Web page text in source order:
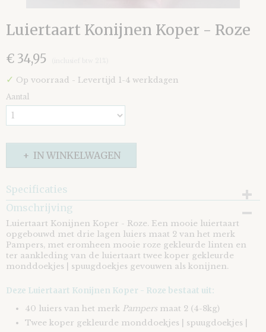
Luiertaart Konijnen Koper - Roze
€ 34,95
✓ Op voorraad - Levertijd 1-4 werkdagen
Aantal
IN WINKELWAGEN
Specificaties
EAN code
8721073408266
Omschrijving
Luiertaart Konijnen Koper - Roze. Een mooie luiertaart
opgebouwd met drie lagen luiers maat 2 van het merk
Pampers, met eromheen mooie roze gekleurde linten en
ter aankleding van de luiertaart twee koper gekleurde
monddoekjes | spuugdoekjes gevouwen als konijnen.
Deze Luiertaart Konijnen Koper - Roze bestaat uit:
40 luiers van het merk Pampers maat 2 (4-8kg)
Twee koper gekleurde monddoekjes | spuugdoekjes |